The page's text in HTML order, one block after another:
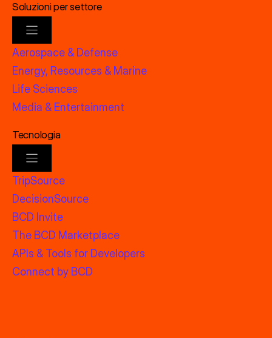
Soluzioni per settore
Aerospace & Defense
Energy, Resources & Marine
Life Sciences
Media & Entertainment
Tecnologia
TripSource
DecisionSource
BCD Invite
The BCD Marketplace
APIs & Tools for Developers
Connect by BCD